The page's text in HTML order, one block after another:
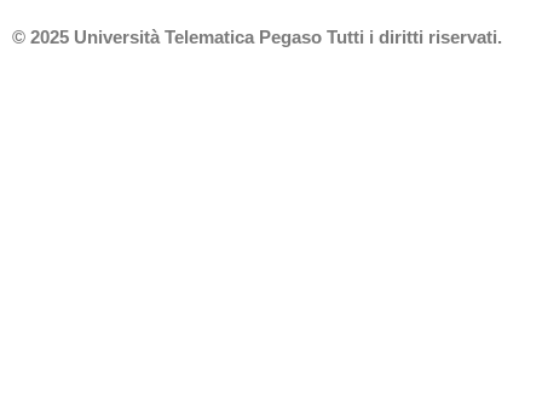
© 2025 Università Telematica Pegaso Tutti i diritti riservati.